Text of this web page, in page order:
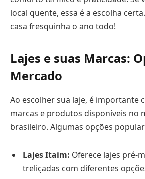
local quente, essa é a escolha
casa fresquinha o ano todo!
Lajes e suas Marcas:
Mercado
Ao escolher sua laje, é importante
marcas e produtos disponíveis no
brasileiro. Algumas opções
Lajes Itaim: Oferece lajes pré-
treliçadas com diferentes